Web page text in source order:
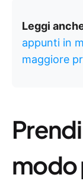
Leggi
appunti in
maggiore
modo